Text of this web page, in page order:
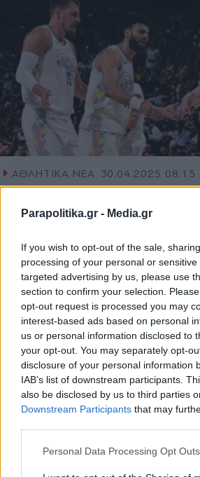
Parapolitika.gr - Media.gr
If you wish to opt-out of the sale,
processing of your personal or
targeted advertising by us, please use
section to confirm your selection.
opt-out request is processed you may
interest-based ads based on personal
us or personal information disclosed to
your opt-out. You may separately opt-
disclosure of your personal information
IAB’s list of downstream participants.
also be disclosed by us to third parties
Downstream Participants that may
Personal Data Processing Opt Outs
ΑΘΛΗΤΙΚΑ ΝΕΑ 30.04.2025 08:15
PARAPOLITIKA NEWSROOM
NBA Playoffs: "Φωτιά"
Εγγραφή στο